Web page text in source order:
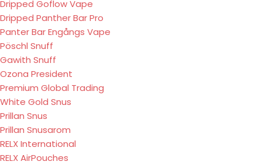
Dripped Goflow Vape
Dripped Panther Bar Pro
Panter Bar Engångs Vape
Pöschl Snuff
Gawith Snuff
Ozona President
Premium Global Trading
White Gold Snus
Prillan Snus
Prillan Snusarom
RELX International
RELX AirPouches